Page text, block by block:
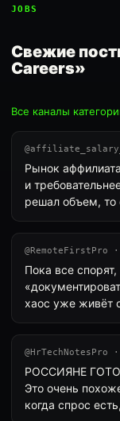
JOBS
Свежие
Careers»
Все каналы
Рынок
и
решал объем,
@RemoteFirstPro
Пока все
хаос уже живёт
@HrTechNotesPro
РОССИЯНЕ
Это очень
когда спрос